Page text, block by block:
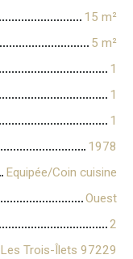
15 m²
5 m²
1
1
1
1978
Equipée/Coin cuisine
Ouest
2
Les Trois-Îlets 97229